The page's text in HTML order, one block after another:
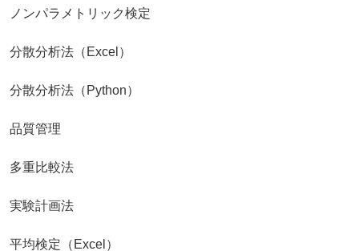
ノンパラメトリック検定
分散分析法（Excel）
分散分析法（Python）
品質管理
多重比較法
実験計画法
平均検定（Excel）